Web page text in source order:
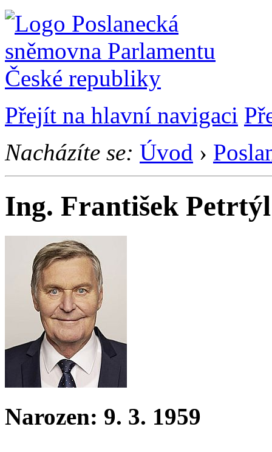
Přejít na hlavní navigaci
Nacházíte se: Úvod ›
Ing. František Petrtýl
Narozen: 9. 3. 1959